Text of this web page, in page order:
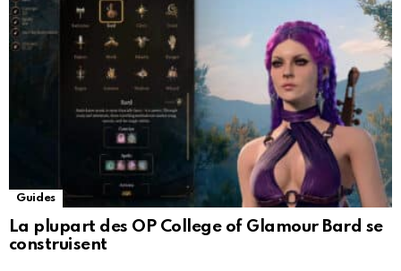
Guides
La plupart des OP College of Glamour Bard se
construisent